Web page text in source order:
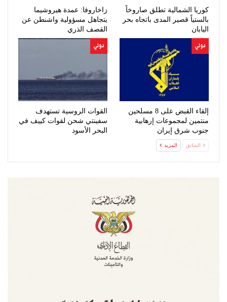
كوريا الشمالية تطلق صاروخاً
بالستياً قصير المدى باتجاه بحر
اليابان
زاخاروفا: عمدة هيروشيما
يتجاهل مسؤولية واشنطن عن
القصف الذري
دولي
إلقاء القبض على 8 مسلحين
منتمين لمجموعات إرهابية
جنوب شرق إيران
دولي
القوات الروسية تستهدف
سفينتي شحن لقوات كييف في
البحر الأسود
السابق المزيد